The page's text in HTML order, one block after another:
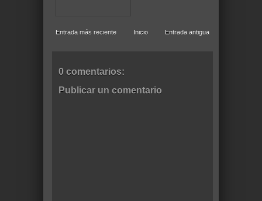
Entrada más reciente Entrada antigua
Inicio
0 comentarios:
Publicar un comentario